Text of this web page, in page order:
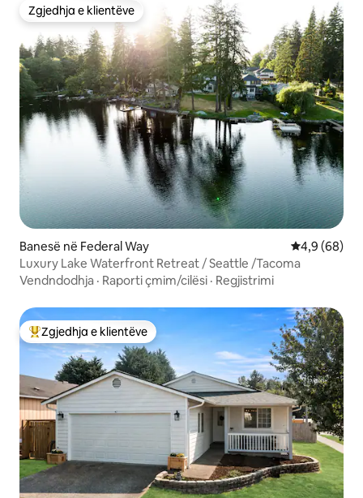
Zgjedhja e klientëve
Zgjedhja e klientëve
Banesë në Federal Way Vlerësimi
4,9 (68)
Luxury Lake Waterfront Retreat / Seattle /Tacoma
Vendndodhja · Raporti çmim/cilësi · Regjistrimi
Më të mirat e zgjedhjeve të klientëve
Zgjedhja e klientëve